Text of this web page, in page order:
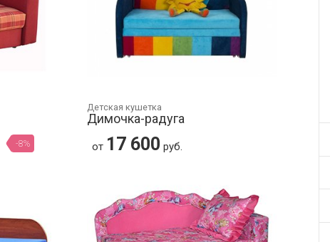
-8%
Детская кушетка
Димочка-радуга
от 17 600 руб.